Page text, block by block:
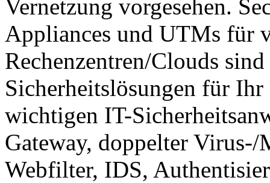
Vernetzung vorgesehen.
Appliances und UTMs für
Rechenzentren/Clouds
Sicherheitslösungen für
wichtigen IT-
Gateway, doppelter Virus-/
Webfilter, IDS,